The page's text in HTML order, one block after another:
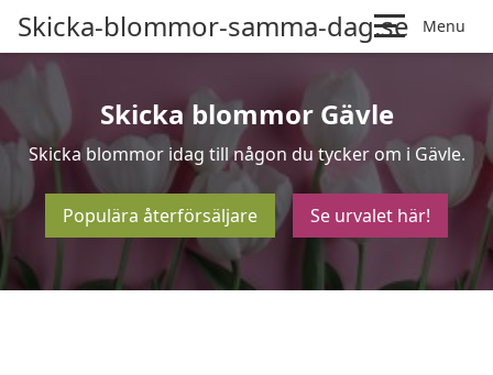
Skicka-blommor-samma-dag.se Menu
Skicka blommor Gävle
Skicka blommor idag till någon du tycker om i Gävle.
Populära återförsäljare Se urvalet här!